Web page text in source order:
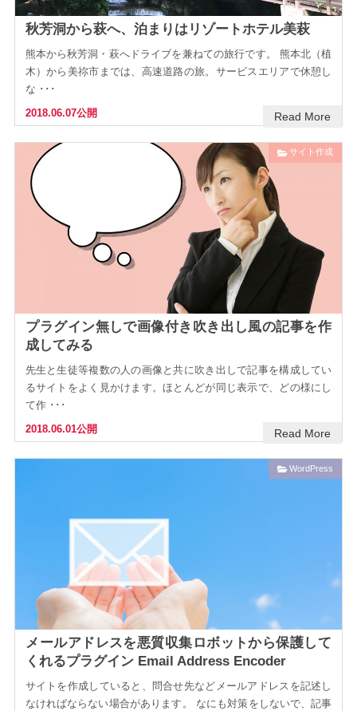
秋芳洞から萩へ、泊まりはリゾートホテル美萩
熊本から秋芳洞・萩へドライブを兼ねての旅行です。 熊本北（植
木）から美祢市までは、高速道路の旅。サービスエリアで休憩し
な ･･･
2018.06.07公開 Read More
サイト作成
プラグイン無しで画像付き吹き出し風の記事を作
成してみる
先生と生徒等複数の人の画像と共に吹き出しで記事を構成してい
るサイトをよく見かけます。ほとんどが同じ表示で、どの様にし
て作 ･･･
2018.06.01公開 Read More
WordPress
メールアドレスを悪質収集ロボットから保護して
くれるプラグイン Email Address Encoder
サイトを作成していると、問合せ先などメールアドレスを記述し
なければならない場合があります。 なにも対策をしないで、記事